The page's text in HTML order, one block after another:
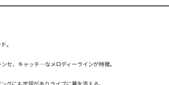
。
セ、キャッチ―なメロディーラインが特徴。